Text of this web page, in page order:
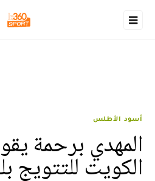
أسود الأطلس
المهدي برحمة
الكويت للتتويج